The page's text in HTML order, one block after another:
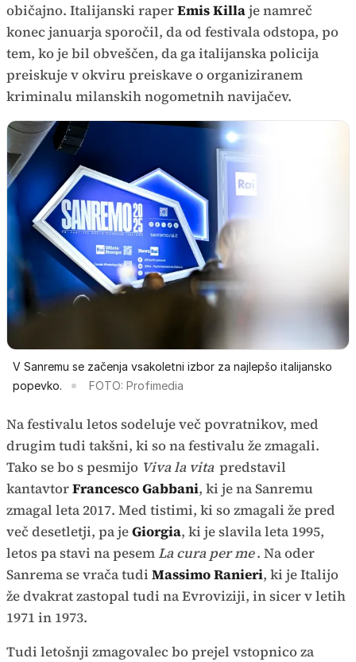
običajno. Italijanski raperEmis Killaje namreč
konec januarja sporočil, da od festivala odstopa, po
tem, ko je bil obveščen, da ga italijanska policija
preiskuje v okviru preiskave o organiziranem
kriminalu milanskih nogometnih navijačev.
V Sanremu se začenja vsakoletni izbor za najlepšo italijansko
popevko.
FOTO: Profimedia
Na festivalu letos sodeluje več povratnikov, med
drugim tudi takšni, ki so na festivalu že zmagali.
Tako se bo s pesmijo Viva la vita predstavil
kantavtorFrancesco Gabbani, ki je na Sanremu
zmagal leta 2017. Med tistimi, ki so zmagali že pred
več desetletji, pa jeGiorgia, ki je slavila leta 1995,
letos pa stavi na pesemLa cura per me. Na oder
Sanrema se vrača tudi Massimo Ranieri, ki je Italijo
že dvakrat zastopal tudi na Evroviziji, in sicer v letih
1971 in 1973.
Tudi letošnji zmagovalec bo prejel vstopnico za